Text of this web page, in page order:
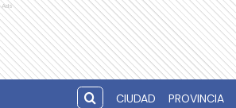
Ads
CIUDAD PROVINCIA